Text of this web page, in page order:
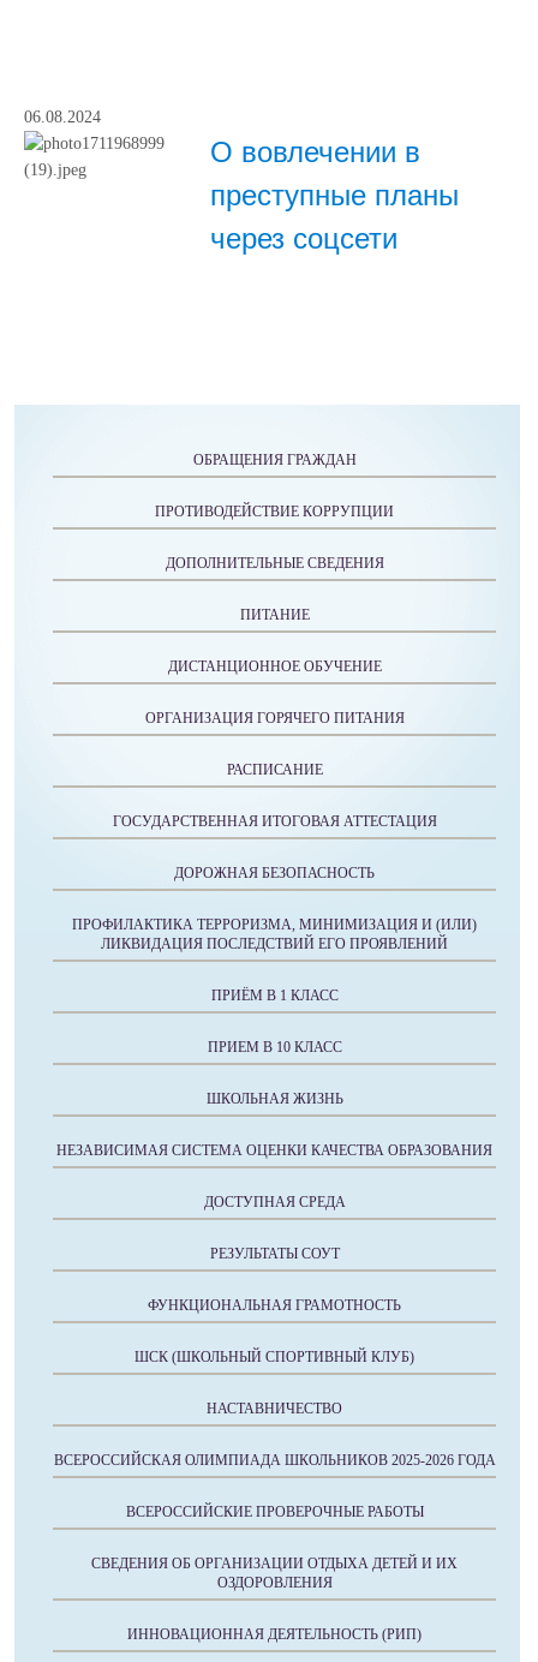
06.08.2024
О вовлечении в
преступные планы
через соцсети
ОБРАЩЕНИЯ ГРАЖДАН
ПРОТИВОДЕЙСТВИЕ КОРРУПЦИИ
ДОПОЛНИТЕЛЬНЫЕ СВЕДЕНИЯ
ПИТАНИЕ
ДИСТАНЦИОННОЕ ОБУЧЕНИЕ
ОРГАНИЗАЦИЯ ГОРЯЧЕГО ПИТАНИЯ
РАСПИСАНИЕ
ГОСУДАРСТВЕННАЯ ИТОГОВАЯ АТТЕСТАЦИЯ
ДОРОЖНАЯ БЕЗОПАСНОСТЬ
ПРОФИЛАКТИКА ТЕРРОРИЗМА, МИНИМИЗАЦИЯ И (ИЛИ)
ЛИКВИДАЦИЯ ПОСЛЕДСТВИЙ ЕГО ПРОЯВЛЕНИЙ
ПРИЁМ В 1 КЛАСС
ПРИЕМ В 10 КЛАСС
ШКОЛЬНАЯ ЖИЗНЬ
НЕЗАВИСИМАЯ СИСТЕМА ОЦЕНКИ КАЧЕСТВА ОБРАЗОВАНИЯ
ДОСТУПНАЯ СРЕДА
РЕЗУЛЬТАТЫ СОУТ
ФУНКЦИОНАЛЬНАЯ ГРАМОТНОСТЬ
ШСК (ШКОЛЬНЫЙ СПОРТИВНЫЙ КЛУБ)
НАСТАВНИЧЕСТВО
ВСЕРОССИЙСКАЯ ОЛИМПИАДА ШКОЛЬНИКОВ 2025-2026 ГОДА
ВСЕРОССИЙСКИЕ ПРОВЕРОЧНЫЕ РАБОТЫ
СВЕДЕНИЯ ОБ ОРГАНИЗАЦИИ ОТДЫХА ДЕТЕЙ И ИХ
ОЗДОРОВЛЕНИЯ
ИННОВАЦИОННАЯ ДЕЯТЕЛЬНОСТЬ (РИП)